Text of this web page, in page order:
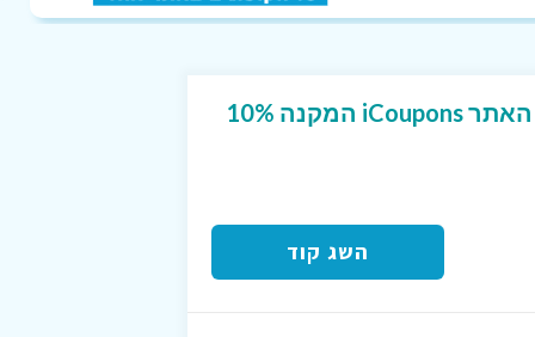
קוד קופון ייחודי לגולשי האתר iCoupons המקנה 10%
השג קוד